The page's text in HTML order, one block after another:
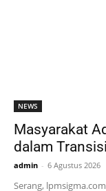
NEWS
Masyarakat
dalam
admin - 6 Agustus 2026
Serang,